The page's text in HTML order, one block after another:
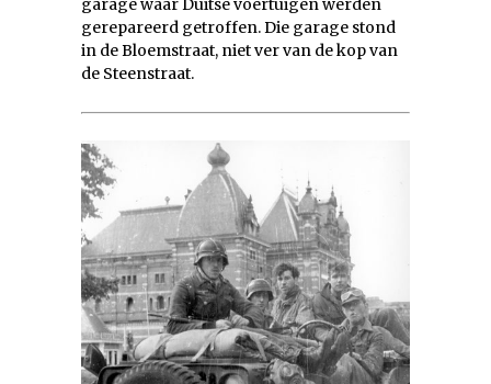
garage waar Duitse voertuigen werden
gerepareerd getroffen. Die garage stond
in de Bloemstraat, niet ver van de kop van
de Steenstraat.